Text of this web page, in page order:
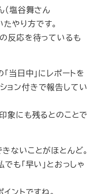
（塩谷舞さん
やり方です。
反応を待っているも
当日中」にレポートを
ョン付きで報告してい
象にも残るとのことで
ないことがほとんど。
も「早い」とおっしゃ